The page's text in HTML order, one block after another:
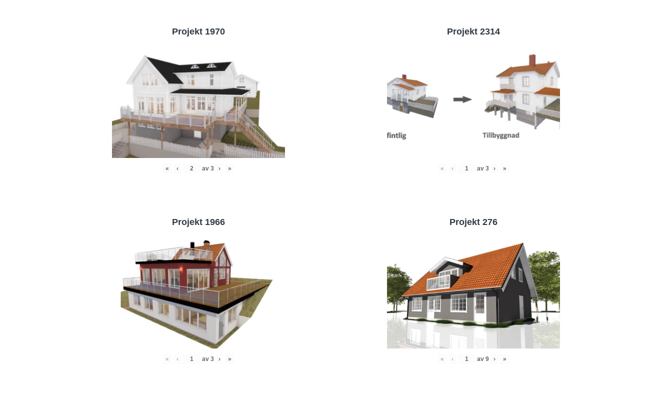
Projekt 1970
« ‹ av 3 › »
Projekt 2314
« ‹ av 3 › »
Projekt 1966
« ‹ av 3 › »
Projekt 276
« ‹ av 9 › »